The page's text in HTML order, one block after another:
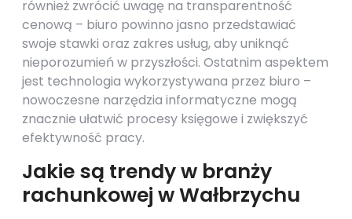
również zwrócić uwagę na transparentność
cenową – biuro powinno jasno przedstawiać
swoje stawki oraz zakres usług, aby uniknąć
nieporozumień w przyszłości. Ostatnim aspektem
jest technologia wykorzystywana przez biuro –
nowoczesne narzędzia informatyczne mogą
znacznie ułatwić procesy księgowe i zwiększyć
efektywność pracy.
Jakie są trendy w branży
rachunkowej w Wałbrzychu